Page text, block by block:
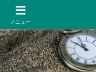
メニュー